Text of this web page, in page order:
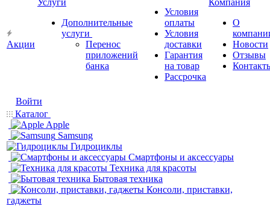
Акции
Услуги
Дополнительные
услуги
Перенос
приложений
банка
Условия
оплаты
Условия
доставки
Гарантия
на товар
Рассрочка
Компания
О
Новости
Отзывы
Войти
Каталог
Apple
Samsung
Гидроциклы
Смартфоны и аксессуары
Техника для красоты
Бытовая техника
Консоли, приставки,
гаджеты